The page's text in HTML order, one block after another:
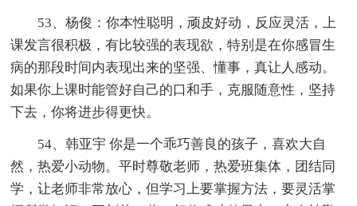
53、杨俊：你本性聪明，顽皮好动，反应灵活，上
课发言很积极，有比较强的表现欲，特别是在你感冒生
病的那段时间内表现出来的坚强、懂事，真让人感动。
如果你上课时能管好自己的口和手，克服随意性，坚持
下去，你将进步得更快。
54、韩亚宇 你是一个乖巧善良的孩子，喜欢大自
然，热爱小动物。平时尊敬老师，热爱班集体，团结同
学，让老师非常放心，但学习上要掌握方法，要灵活掌